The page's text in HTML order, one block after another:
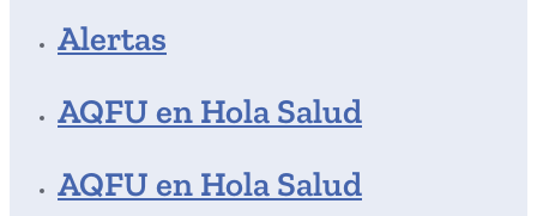
Alertas
AQFU en Hola Salud
AQFU en Hola Salud